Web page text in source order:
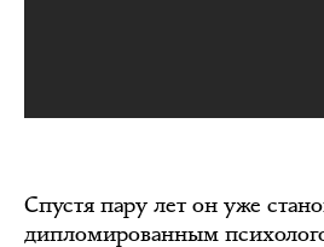
Спустя пару лет он уже
дипломированным